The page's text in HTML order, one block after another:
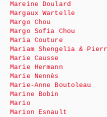
Mareine Doulard
Margaux Wartelle
Margo Chou
Margo Sofia Chou
Maria Couture
Mariam Shengelia &
Marie Causse
Marie Hermann
Marie Nennès
Marie-Anne Boutoleau
Marine Bobin
Mario
Marion Esnault